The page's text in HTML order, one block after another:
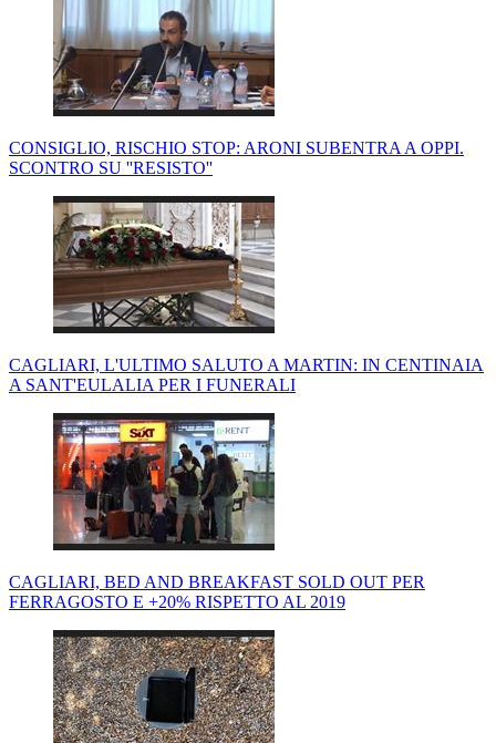
CONSIGLIO, RISCHIO STOP: ARONI SUBENTRA A OPPI.
SCONTRO SU ''RESISTO''
CAGLIARI, L'ULTIMO SALUTO A MARTIN: IN CENTINAIA
A SANT'EULALIA PER I FUNERALI
CAGLIARI, BED AND BREAKFAST SOLD OUT PER
FERRAGOSTO E +20% RISPETTO AL 2019